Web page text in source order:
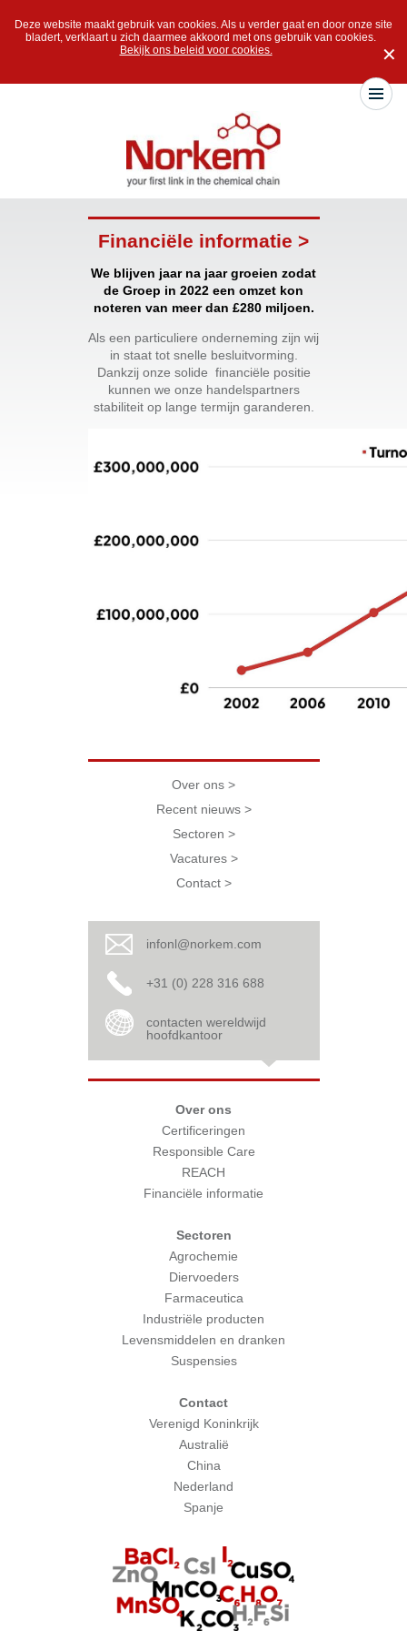
Deze website maakt gebruik van cookies. Als u verder gaat en door onze site
bladert, verklaart u zich daarmee akkoord met ons gebruik van cookies.
Bekijk ons beleid voor cookies.
✕
Financiële informatie >
We blijven jaar na jaar groeien zodat
de Groep in 2022 een omzet kon
noteren van meer dan £280 miljoen.
Als een particuliere onderneming zijn wij
in staat tot snelle besluitvorming.
Dankzij onze solide financiële positie
kunnen we onze handelspartners
stabiliteit op lange termijn garanderen.
Over ons >
Recent nieuws >
Sectoren >
Vacatures >
Contact >
infonl@norkem.com
+31 (0) 228 316 688
contacten wereldwijd
hoofdkantoor
Over ons
Certificeringen
Responsible Care
REACH
Financiële informatie
Sectoren
Agrochemie
Diervoeders
Farmaceutica
Industriële producten
Levensmiddelen en dranken
Suspensies
Contact
Verenigd Koninkrijk
Australië
China
Nederland
Spanje